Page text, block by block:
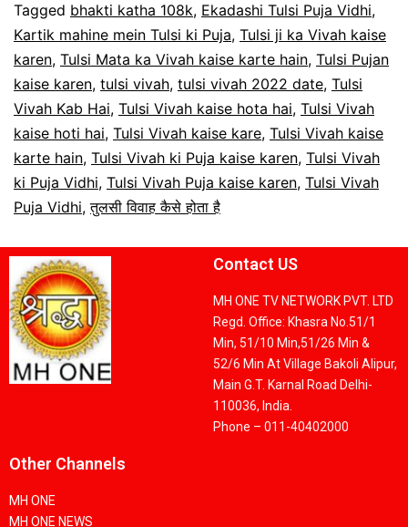
Tagged bhakti katha 108k, Ekadashi Tulsi Puja Vidhi,
Kartik mahine mein Tulsi ki Puja, Tulsi ji ka Vivah kaise
karen, Tulsi Mata ka Vivah kaise karte hain, Tulsi Pujan
kaise karen, tulsi vivah, tulsi vivah 2022 date, Tulsi
Vivah Kab Hai, Tulsi Vivah kaise hota hai, Tulsi Vivah
kaise hoti hai, Tulsi Vivah kaise kare, Tulsi Vivah kaise
karte hain, Tulsi Vivah ki Puja kaise karen, Tulsi Vivah
ki Puja Vidhi, Tulsi Vivah Puja kaise karen, Tulsi Vivah
Puja Vidhi,तुलसी विवाह कैसे होता है
Contact US
MH ONE TV NETWORK PVT. LTD
Regd. Office: Khasra No.51/1
Min, 51/10 Min,51/26 Min &
52/6 Min At Village Bakoli Alipur,
Main G.T. Karnal Road Delhi-
110036, India.
Phone – 011-40402000
Other Channels
MH ONE
MH ONE NEWS